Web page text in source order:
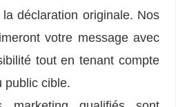
déclaration originale. Nos
votre message avec
tout en tenant compte
public cible.